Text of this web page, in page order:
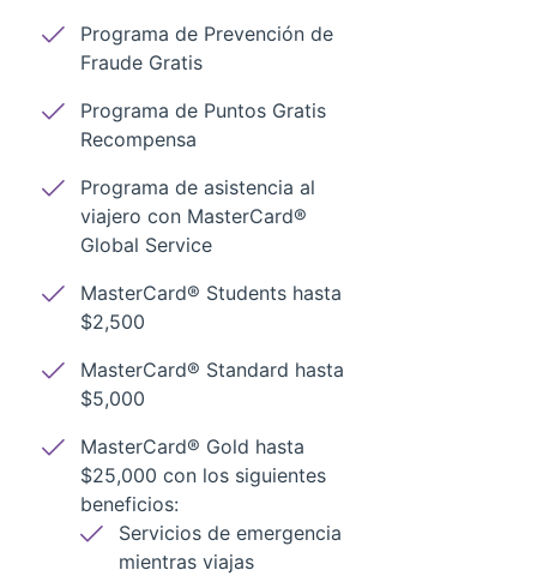
Programa de Prevención de
Fraude Gratis
Programa de Puntos Gratis
Recompensa
Programa de asistencia al
viajero con MasterCard®
Global Service
MasterCard® Students hasta
$2,500
MasterCard® Standard hasta
$5,000
MasterCard® Gold hasta
$25,000 con los siguientes
beneficios:
Servicios de emergencia
mientras viajas